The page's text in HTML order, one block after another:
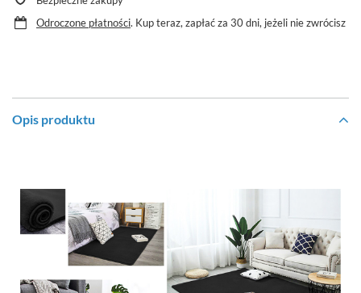
Odroczone płatności. Kup teraz, zapłać za 30 dni, jeżeli nie zwrócisz
Opis produktu